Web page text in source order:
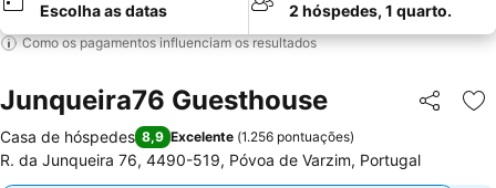
Escolha as datas 2 hóspedes, 1 quarto.
Como os pagamentos influenciam os resultados
Junqueira76 Guesthouse Partilhar
Casa de hóspedes 8,9 Excelente (1.256 pontuações)
R. da Junqueira 76, 4490-519, Póvoa de Varzim, Portugal